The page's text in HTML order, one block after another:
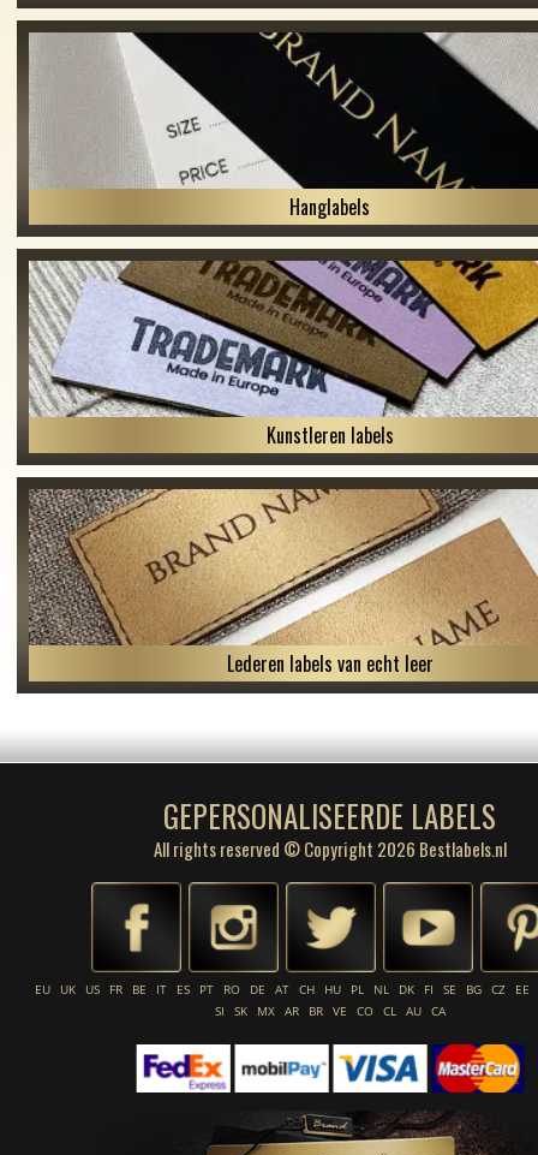
Hanglabels
Kunstleren labels
Lederen labels van echt leer
GEPERSONALISEERDE LABELS
All rights reserved © Copyright 2026 Bestlabels.nl
EU UK US FR BE IT ES PT RO DE AT CH HU PL NL DK FI SE BG CZ
EE
SI
SK MX AR BR VE CO CL AU CA